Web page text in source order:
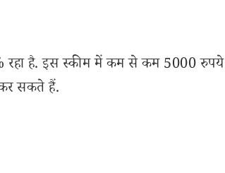
रहा है. इस स्कीम में कम से कम 5000 रुपये
सकते हैं.